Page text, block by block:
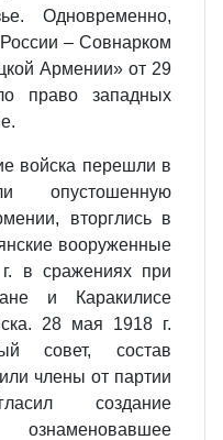
Одновременно,
– Совнарком
Армении» от 29
право западных
войска перешли в
опустошенную
вторглись в
вооруженные
в сражениях при
и Каракилисе
28 мая 1918 г.
совет, состав
члены от партии
создание